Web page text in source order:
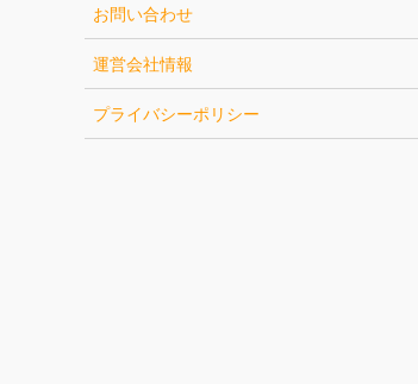
お問い合わせ
運営会社情報
プライバシーポリシー